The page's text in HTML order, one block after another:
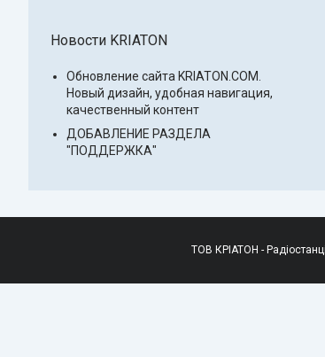
Новости KRIATON
Обновление сайта KRIATON.COM.
Новый дизайн, удобная навигация,
качественный контент
ДОБАВЛЕНИЕ РАЗДЕЛА
"ПОДДЕРЖКА"